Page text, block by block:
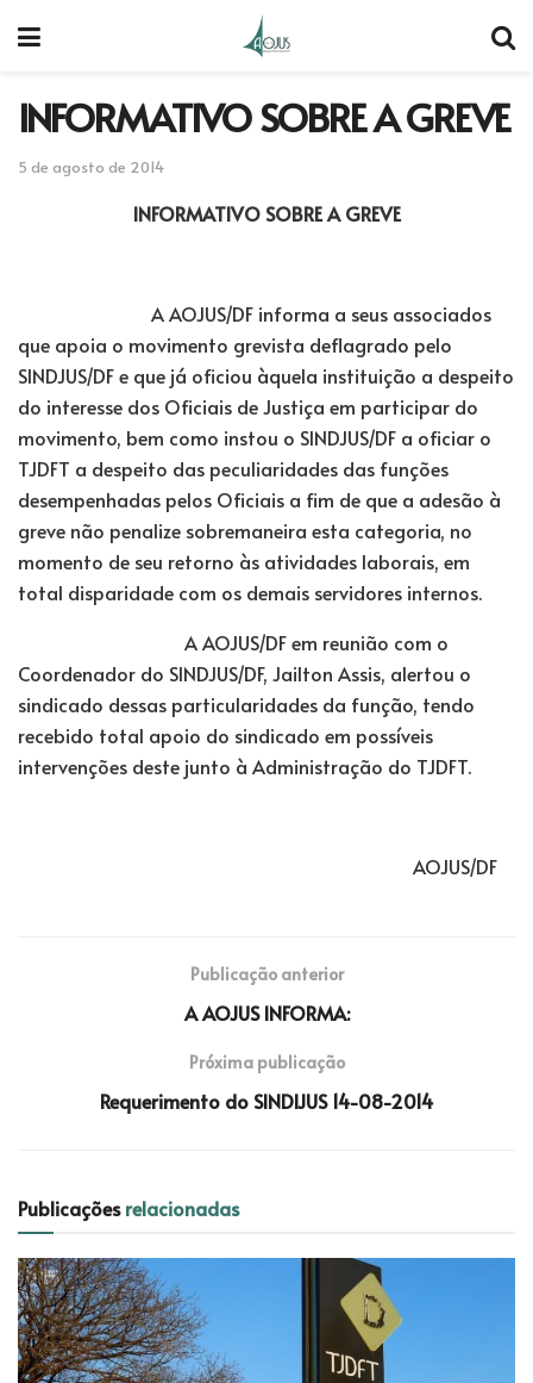
INFORMATIVO SOBRE A GREVE
5 de agosto de 2014
INFORMATIVO SOBRE A GREVE
A AOJUS/DF informa a seus associados
que apoia o movimento grevista deflagrado pelo
SINDJUS/DF e que já oficiou àquela instituição a despeito
do interesse dos Oficiais de Justiça em participar do
movimento, bem como instou o SINDJUS/DF a oficiar o
TJDFT a despeito das peculiaridades das funções
desempenhadas pelos Oficiais a fim de que a adesão à
greve não penalize sobremaneira esta categoria, no
momento de seu retorno às atividades laborais, em
total disparidade com os demais servidores internos.
A AOJUS/DF em reunião com o
Coordenador do SINDJUS/DF, Jailton Assis, alertou o
sindicado dessas particularidades da função, tendo
recebido total apoio do sindicado em possíveis
intervenções deste junto à Administração do TJDFT.
AOJUS/DF
Publicação anterior
A AOJUS INFORMA:
Próxima publicação
Requerimento do SINDIJUS 14-08-2014
Publicaçõesrelacionadas